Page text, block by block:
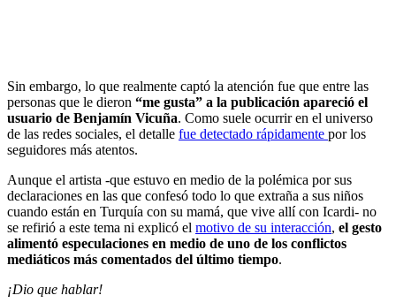
Sin embargo, lo que realmente captó la atención fue que entre las
personas que le dieron “me gusta” a la publicación apareció el
usuario de Benjamín Vicuña. Como suele ocurrir en el universo
de las redes sociales, el detalle fue detectado rápidamente por los
seguidores más atentos.
Aunque el artista -que estuvo en medio de la polémica por sus
declaraciones en las que confesó todo lo que extraña a sus niños
cuando están en Turquía con su mamá, que vive allí con Icardi- no
se refirió a este tema ni explicó el motivo de su interacción, el gesto
alimentó especulaciones en medio de uno de los conflictos
mediáticos más comentados del último tiempo.
¡Dio que hablar!